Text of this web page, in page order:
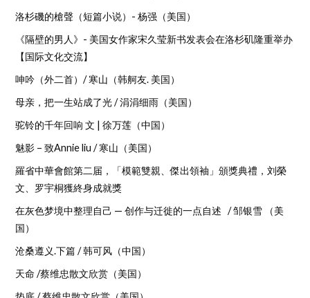
洛杉磯的槍聲（短篇小说）- 杨强（美国）
《隔壁的男人》- 美国女作家宋久莹新书发表会在洛杉矶隆重举办
【国际文化交流】
呻吟（外二首）/ 寒山（韩舸友. 美国）
母亲，把一生站成了光 / 涓涓细雨（美国）
驼铃的千年回响 文 | 徐万莲（中国）
魅影 – 致Annie liu / 寒山（美国）
羅省中華會館第二届，「模範雙親、傑出領袖」頒獎典禮，刘榮
文、罗宇桐獲終身成就獎
在灰色梦境中整理自己 — 创作与迁徙的一点自述 / 邹银雪 （美
国）
沧桑遵义.下篇 / 韩可风（中国）
天命 /蔡维忠散文欣赏（美国）